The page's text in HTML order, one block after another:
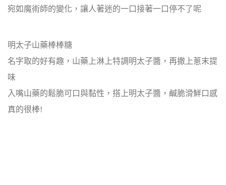
宛如魔術師的變化，讓人著迷的一口接著一口停不了呢
明太子山藥棒棒糖
名字取的好有趣，山藥上淋上特調明太子醬，再撒上蔥末提
味
入嘴山藥的鬆脆可口與黏性，搭上明太子醬，鹹脆滑鮮口感
真的很棒!